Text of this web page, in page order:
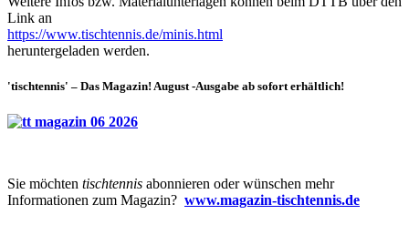
Link an
https://www.tischtennis.de/minis.html
heruntergeladen werden.
'tischtennis' – Das Magazin! August -Ausgabe ab sofort erhältlich!
Sie möchten tischtennis abonnieren oder wünschen mehr
Informationen zum Magazin? www.magazin-tischtennis.de